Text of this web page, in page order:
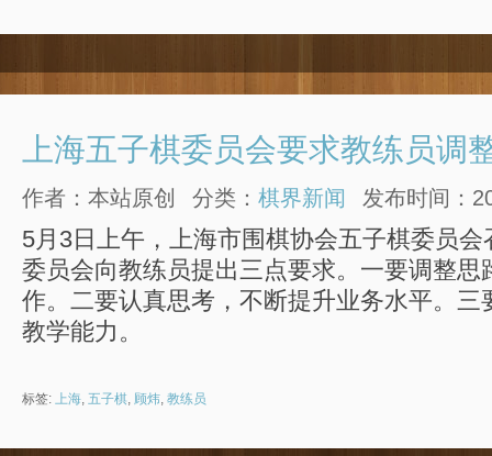
上海五子棋委员会要求教练员调
作者：本站原创 分类： 棋界新闻 发布时间：
5月3日上午，上海市围棋协会五子棋委员
委员会向教练员提出三点要求。一要调整思
作。二要认真思考，不断提升业务水平。三
教学能力。
标签: 上海, 五子棋, 顾炜, 教练员